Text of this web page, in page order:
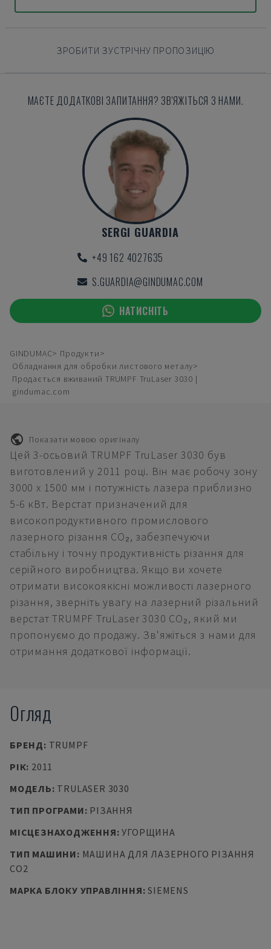
ЗРОБИТИ ЗУСТРІЧНУ ПРОПОЗИЦІЮ
МАЄТЕ ДОДАТКОВІ ЗАПИТАННЯ? ЗВ'ЯЖІТЬСЯ З НАМИ.
SERGI GUARDIA
+49 162 4027635
S.GUARDIA@GINDUMAC.COM
НАТИСНІТЬ
GINDUMAC
Продукти
Обладнання для обробки листового металу
Продається вживаний TRUMPF TruLaser 3030 |
gindumac.com
Показати мовою оригіналу
Цей 3-осьовий TRUMPF TruLaser 3030 був
виготовлений у 2011 році. Він має робочу зону
3000 x 1500 мм і потужність лазера приблизно
5-6 кВт. Верстат призначений для
високопродуктивного промислового
лазерного різання CO₂, забезпечуючи
стабільну і точну продуктивність різання для
серійного виробництва. Якщо ви хочете
отримати високоякісні можливості лазерного
різання, зверніть увагу на лазерний різальний
верстат TRUMPF TruLaser 3030 CO₂, який ми
пропонуємо до продажу. Зв'яжіться з нами для
отримання додаткової інформації.
Огляд
БРЕНД: TRUMPF
РІК: 2011
МОДЕЛЬ: TRULASER 3030
ТИП ПРОГРАМИ: РІЗАННЯ
МІСЦЕЗНАХОДЖЕННЯ:УГОРЩИНА
ТИП МАШИНИ: МАШИНА ДЛЯ ЛАЗЕРНОГО РІЗАННЯ
CO2
МАРКА БЛОКУ УПРАВЛІННЯ:SIEMENS